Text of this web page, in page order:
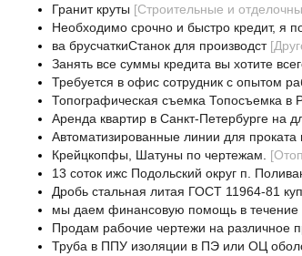
Гранит круты [Строительные и
Необходимо срочно и быстро кредит, я
ва брусчаткиСтанок для производст [
Занять все суммы кредита вы хотите
Требуется в офис сотрудник с опытом
Топографическая съемка Топосъемка в
Аренда квартир в Санкт-Петербурге на
Автоматизированные линии для проката
Крейцкопфы, Шатуны по чертежам. [
13 соток ижс Подольский округ п.
Дробь стальная литая ГОСТ 11964-81
мы даем финансовую помощь в течение
Продам рабочие чертежи на различное
Труба в ППУ изоляции в ПЭ или ОЦ